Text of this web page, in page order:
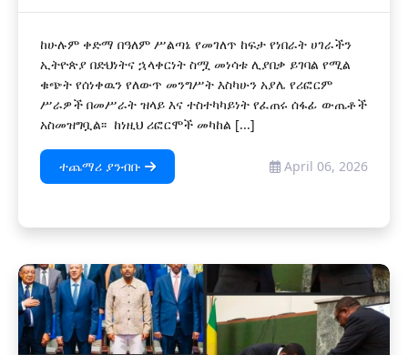
ከሁሉም ቀድማ በዓለም ሥልጣኔ የመገለጥ ከፍታ የነበራት ሀገራችን
ኢትዮጵያ በድህነትና ኋላቀርነት ስሟ መነሳቱ ሊያበቃ ይገባል የሚል
ቁጭት የሰነቀዉን የለውጥ መንግሥት እስካሁን አያሌ የሪፎርም
ሥራዎች በመሥራት ዝላይ እና ተስተካካይነት የፈጠሩ ሰፋፊ ውጤቶች
አስመዝግቧል፡፡ ከነዚህ ሪፎርሞች መካከል [...]
ተጨማሪ ያንብቡ April 06, 2026